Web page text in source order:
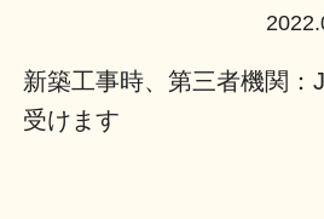
新築工事時、第三者機関：
受けます